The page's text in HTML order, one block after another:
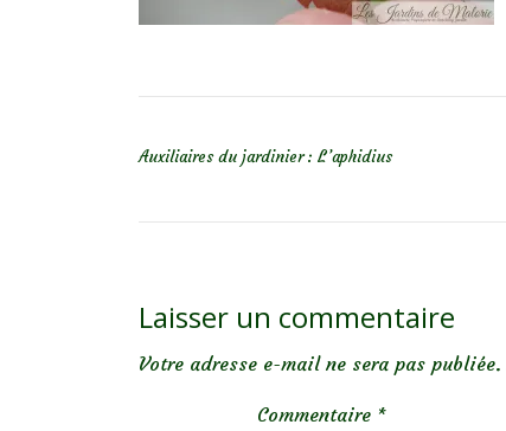
Auxiliaires du jardinier : L’aphidius
Laisser un commentaire
Votre adresse e-mail ne sera pas publiée.
Commentaire *